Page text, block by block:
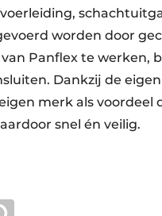
worden door
Panflex te werken,
Dankzij de
merk als
snel én veilig.